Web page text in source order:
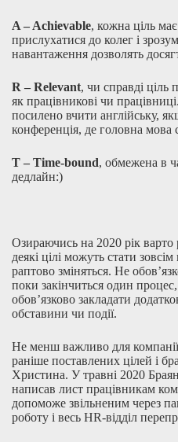
A – Achievable, кожна ціль
прислухатися до колег і
навантаження дозволять
R – Relevant, чи справді ціль
як працівникові чи
посилено вчити англійську,
конференція, де головна мова
Т – Time-bound, обмежена в
дедлайн:)
Озираючись на 2020 рік
деякі цілі можуть стати
раптово зміняться. Не
поки закінчиться один
обов’язково закладати
обставини чи події.
Не менш важливо для компанії
раніше поставлених цілей і
Христина. У травні 2020
написав лист працівникам
допоможе звільненим через
роботу і весь HR-відділ